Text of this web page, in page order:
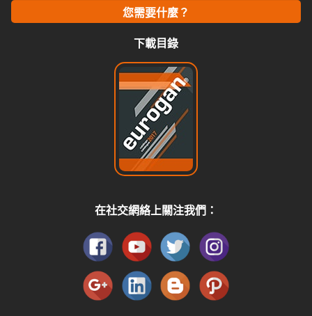
您需要什麼？
下載目錄
在社交網絡上關注我們：